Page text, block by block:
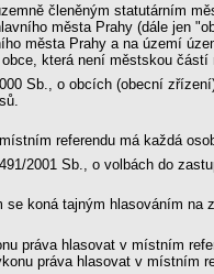
členěným statutárním
města Prahy (dále jen
města Prahy a na území
která není městskou
Sb., o obcích (obecní
referendu má každá
2001 Sb., o volbách do
se koná tajným hlasováním na
práva hlasovat v místním
práva hlasovat v místním